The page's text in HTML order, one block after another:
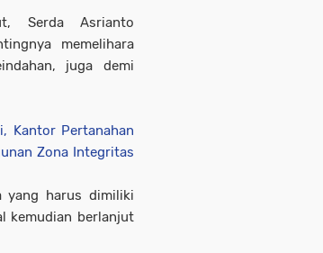
Serda Asrianto
memelihara
juga demi
Kantor Pertanahan
Zona Integritas
yang harus dimiliki
kemudian berlanjut